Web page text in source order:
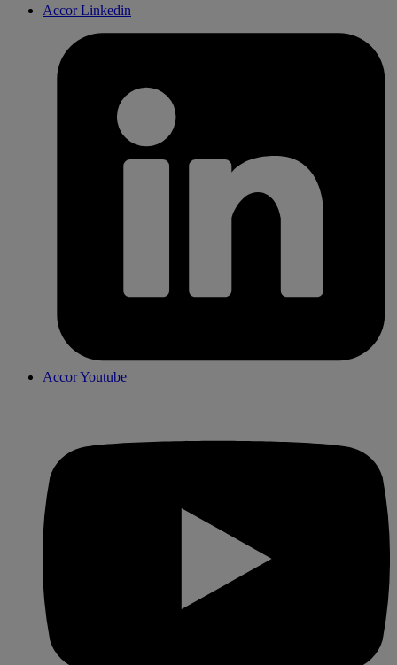
Accor Linkedin
Accor Youtube